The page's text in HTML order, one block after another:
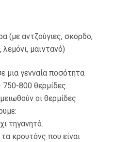
(με αντζούγιες, σκόρδο,
λεμόνι, μαϊντανό)
μια γενναία ποσότητα
750-800 θερμίδες.
οι θερμίδες
τηγανητό.
κρουτόνς που είναι